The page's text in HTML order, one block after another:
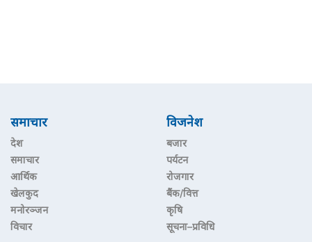
समाचार
देश
समाचार
आर्थिक
खेलकुद
मनोरञ्जन
विचार
विजनेश
बजार
पर्यटन
रोजगार
बैंक/वित्त
कृषि
सूचना–प्रविधि